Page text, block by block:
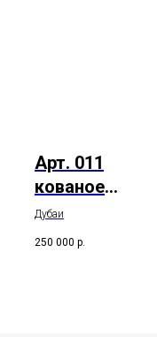
Арт. 011
кованое
ограждение в
стиле Villari
Дубаи
250 000 р.